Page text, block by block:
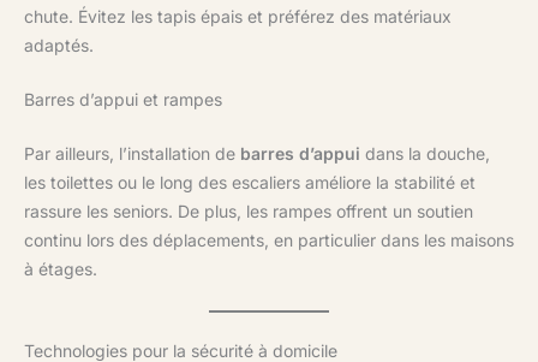
chute. Évitez les tapis épais et préférez des matériaux
adaptés.
Barres d’appui et rampes
Par ailleurs, l’installation de barres d’appui dans la douche,
les toilettes ou le long des escaliers améliore la stabilité et
rassure les seniors. De plus, les rampes offrent un soutien
continu lors des déplacements, en particulier dans les maisons
à étages.
Technologies pour la sécurité à domicile